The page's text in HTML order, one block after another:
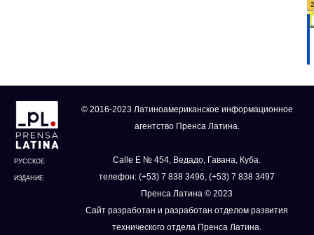
РУССКОЕ
ИЗДАНИЕ
© 2016-2023 Латиноамериканское информационное
агентство Пренса Латина.
Calle E № 454, Ведадо, Гавана, Куба.
телефон: (+53) 7 838 3496, (+53) 7 838 3497
Пренса Латина © 2023
Сайт разработан и разработан отделом развития
технического отдела Пренса Латина.